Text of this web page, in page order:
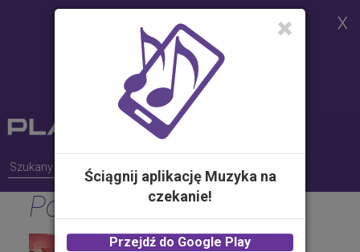
celu realizacji usług i zgodnie z
Polityką Plików Cookies.
Możesz określić warunki
przechowywania lub dostępu do
plików cookies w Twojej
przeglądarce
Pop
Wyglądasz idealnie
Ściągnij aplikację Muzyka na
czekanie!
Przejdź do Google Play